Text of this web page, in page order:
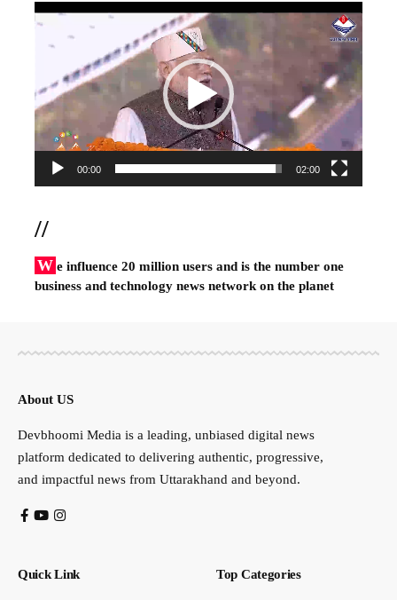
Video
00:00 02:00
//
W e influence 20 million users and is the number one
business and technology news network on the planet
About US
Devbhoomi Media is a leading, unbiased digital news
platform dedicated to delivering authentic, progressive,
and impactful news from Uttarakhand and beyond.
Quick Link Top Categories